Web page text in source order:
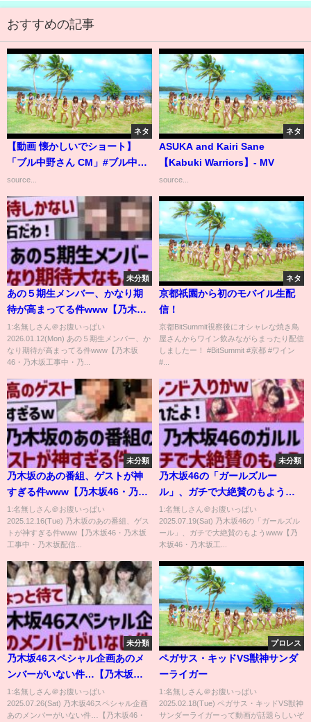
おすすめの記事
ネタ
【動画 懐かしいでショート】
「ブル中野さん CM」#ブル中野
#懐かしいcm #shorts #コメント
source...
ネタ
ASUKA and Kairi Sane
【Kabuki Warriors】- MV
source...
未分類
あの５期生メンバー、かなり期
待が高まってる件www【乃木坂
46・乃木坂工事中・乃木坂配信
中】
1:名無しさん＠お腹いっぱい
2026.01.12(Mon) あの５期生メンバー、か
なり期待が高まってる件www【乃木坂
46・乃木坂工事中・乃...
ネタ
京都祇園から初のモバイル生配
信！
京都BitSummit視察後にオシャレな焼き鳥
屋さんからワイン飲みながらまったり配信
しましたー！ #BitSummit #京都 #ワイン
#...
未分類
乃木坂のあの番組、ゲストが神
すぎる件www【乃木坂46・乃木
坂工事中・乃木坂配信中】
1:名無しさん＠お腹いっぱい
2025.12.16(Tue) 乃木坂のあの番組、ゲス
トが神すぎる件www【乃木坂46・乃木坂
工事中・乃木坂配信...
未分類
乃木坂46の「ガールズルー
ル」、ガチで大絶賛のもよう
www【乃木坂46・乃木坂工事
中・乃木坂配信中】
1:名無しさん＠お腹いっぱい
2025.07.19(Sat) 乃木坂46の「ガールズル
ール」、ガチで大絶賛のもようwww【乃
木坂46・乃木坂工...
未分類
乃木坂46スペシャル企画あのメ
ンバーがいない件…【乃木坂
46・乃木坂工事中・乃木坂配信
中】
1:名無しさん＠お腹いっぱい
2025.07.26(Sat) 乃木坂46スペシャル企画
あのメンバーがいない件…【乃木坂46・
プロレス
ペガサス・キッドVS獣神サンダ
ーライガー
1:名無しさん＠お腹いっぱい
2025.02.18(Tue) ペガサス・キッドVS獣神
サンダーライガーって動画が話題らしいぞ